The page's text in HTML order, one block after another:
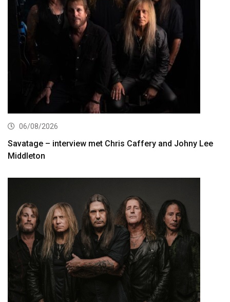
06/08/2026
Savatage – interview met Chris Caffery and Johny Lee
Middleton